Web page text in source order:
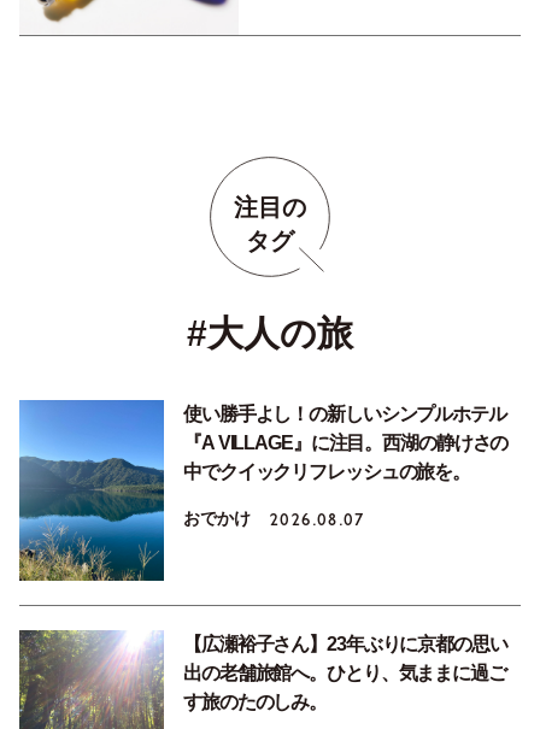
注目の
タグ
#大人の旅
使い勝手よし！の新しいシンプルホテル
『A VILLAGE』に注目。西湖の静けさの
中でクイックリフレッシュの旅を。
おでかけ 2026.08.07
【広瀬裕子さん】23年ぶりに京都の思い
出の老舗旅館へ。ひとり、気ままに過ご
す旅のたのしみ。